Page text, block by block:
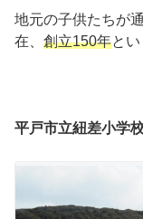
地元の子供たちが
在、 創立150年と
平戸市立紐差小学